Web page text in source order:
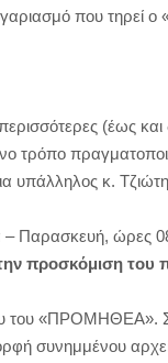
που
(έως και
τρόπο
κ.
– Παρασκευή, ώρες
προσκόμιση του
του «ΠΡΟΜΗΘΕΑ».
συνημμένου